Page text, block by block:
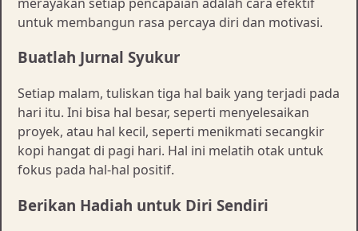
untuk membangun rasa percaya diri dan motivasi.
Buatlah Jurnal Syukur
Setiap malam, tuliskan tiga hal baik yang terjadi pada
hari itu. Ini bisa hal besar, seperti menyelesaikan
proyek, atau hal kecil, seperti menikmati secangkir
kopi hangat di pagi hari. Hal ini melatih otak untuk
fokus pada hal-hal positif.
Berikan Hadiah untuk Diri Sendiri